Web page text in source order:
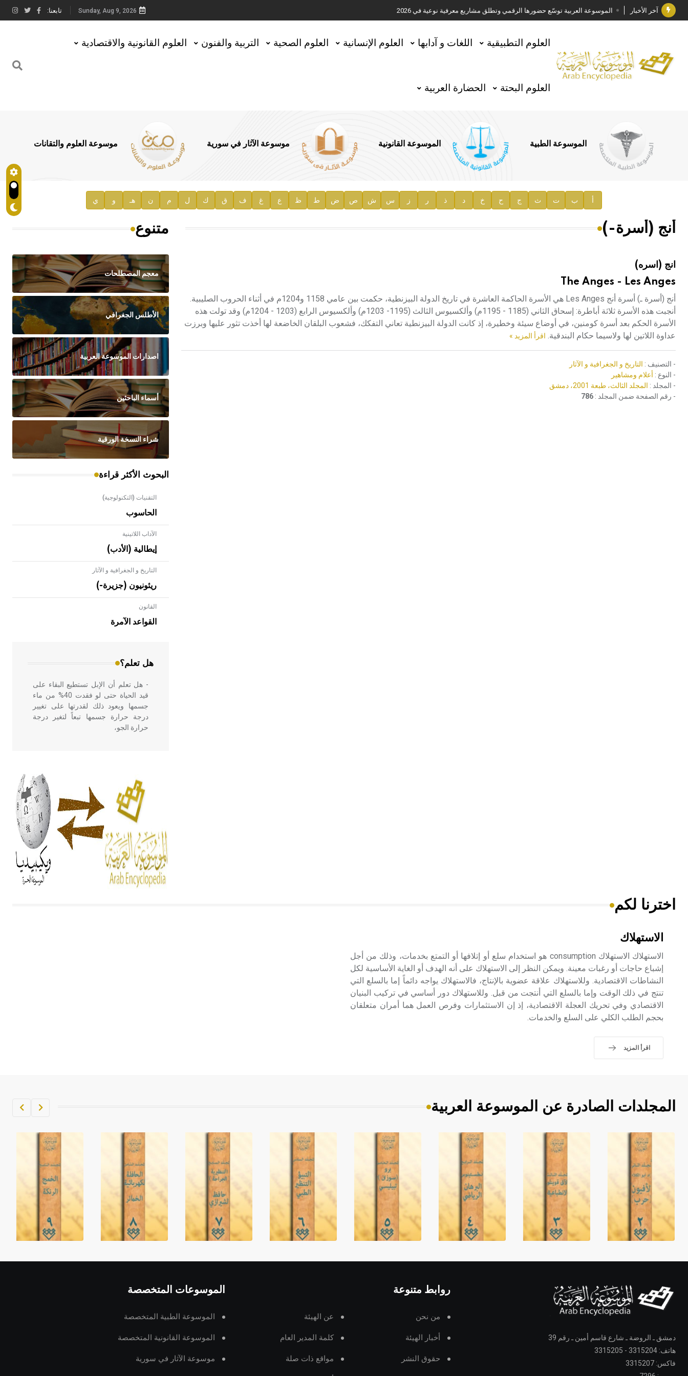
آخر الأخبار الموسوعة العربية توسّع حضورها الرقمي وتطلق مشاريع معرفية نوعية في 2026
جائزة مجمع الملك سلمان العالمي للغة العربية 2025
الأستاذ إياد خالد الطباع مدير عام لهيئة الموسوعة العربية
السيد محمد ياسين صالح وزيرا للثقافة
توصيات مجلس الإدارة
صدور المجلد السابع من موسوعة الآثار في سورية
إعلان..
هيئة الموسوعة العربية تطلق موسوعات جديدة في عام 2026
Sunday, Aug 9, 2026 تابعنا:
العلوم التطبيقية اللغات و آدابها العلوم الإنسانية العلوم الصحية التربية والفنون العلوم القانونية والاقتصادية
العلوم البحتة الحضارة العربية
الموسوعة الطبية الموسوعة القانونية موسوعة الآثار في سورية موسوعة العلوم والتقانات
أ ب ت ث ج ح خ د ذ ر ز س ش ص ض ط ظ ع غ ف ق ك ل م ن هـ و ي
أنج (أسرة-)
انج (اسره)
The Anges - Les Anges
أنج (أسرة ـ) أسرة أنج Les Anges هي الأسرة الحاكمة العاشرة في تاريخ الدولة البيزنطية، حكمت بين عامي 1158 و1204م في أثناء الحروب الصليبية.
أنجبت هذه الأسرة ثلاثة أباطرة: إسحاق الثاني (1185 - 1195م) وألكسيوس الثالث (1195- 1203م) وألكسيوس الرابع (1203 - 1204م) وقد تولت هذه
الأسرة الحكم بعد أسرة كومنين، في أوضاع سيئة وخطيرة، إذ كانت الدولة البيزنطية تعاني التفكك، فشعوب البلقان الخاضعة لها أخذت تثور عليها وبرزت
عداوة اللاتين لها ولاسيما حكام البندقية. اقرأ المزيد »
- التصنيف : التاريخ و الجغرافية و الآثار
- النوع : أعلام ومشاهير
- المجلد : المجلد الثالث، طبعة 2001، دمشق
- رقم الصفحة ضمن المجلد : 786
متنوع
معجم المصطلحات
الأطلس الجغرافي
اصدارات الموسوعة العربية
أسماء الباحثين
شراء النسخة الورقية
البحوث الأكثر قراءة
التقنيات (التكنولوجية)
الحاسوب
الآداب اللاتينية
إيطالية (الأدب)
التاريخ و الجغرافية و الآثار
ريئونيون (جزيرة-)
القانون
القواعد الآمرة
هل تعلم؟
- هل تعلم أن الأبلق نوع من الفنون
الهندسية التي ارتبطت بالعمارة الإسلامية
في بلاد الشام ومصر خاصة، حيث يحرص
- هل تعلم أن الإبل تستطيع البقاء على
قيد الحياة حتى لو فقدت 40% من ماء
جسمها ويعود ذلك لقدرتها على تغيير
درجة حرارة جسمها تبعاً لتغير درجة
حرارة الجو،
أربعة مؤلفات هي: الحكم، الأدلة، تنظيم
التغذية، ورسالته في جروح الرأس.
ويعود له الفضل بأنه حرر الطب من
الدين والفلسفة.
- هل تعلم أن المرجان إفراز حيواني
يتكون في البحر ويتركب من مادة
كربونات الكلسيوم، وهو أحمر أو شديد
الحمرة وهو أجود أنواعه، ويمتاز بكبر
الحجم ويسمى الش
اخترنا لكم
الاستهلاك
الاستهلاك الاستهلاك consumption هو استخدام سلع أو إتلافها أو التمتع بخدمات، وذلك من أجل
إشباع حاجات أو رغبات معينة. ويمكن النظر إلى الاستهلاك على أنه الهدف أو الغاية الأساسية لكل
النشاطات الاقتصادية. وللاستهلاك علاقة عضوية بالإنتاج، فالاستهلاك يواجه دائماً إما بالسلع التي
تنتج في ذلك الوقت وإما بالسلع التي أنتجت من قبل. وللاستهلاك دور أساسي في تركيب البنيان
الاقتصادي وفي تحريك العجلة الاقتصادية، إذ إن الاستثمارات وفرص العمل هما أمران متعلقان
بحجم الطلب الكلي على السلع والخدمات.
اقرأ المزيد
المجلدات الصادرة عن الموسوعة العربية
دمشق ـ الروضة ـ شارع قاسم أمين ـ رقم 39
هاتف: 3315204 - 3315205
فاكس: 3315207
روابط متنوعة
من نحن عن الهيئة
أخبار الهيئة كلمة المدير العام
حقوق النشر مواقع ذات صلة
الموسوعات المتخصصة
الموسوعة الطبية المتخصصة
الموسوعة القانونية المتخصصة
موسوعة الآثار في سورية